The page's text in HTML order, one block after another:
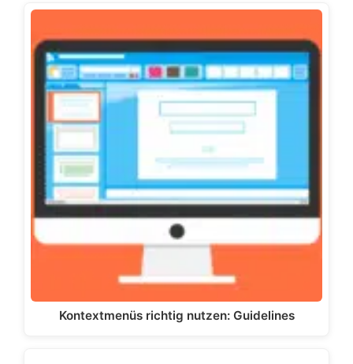
Kontextmenüs richtig nutzen: Guidelines